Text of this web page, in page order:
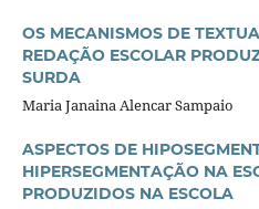
OS MECANISMOS DE
REDAÇÃO ESCOLAR
SURDA
Maria Janaina Alencar Sampaio
ASPECTOS DE
HIPERSEGMENTAÇÃO NA
PRODUZIDOS NA ESCOLA